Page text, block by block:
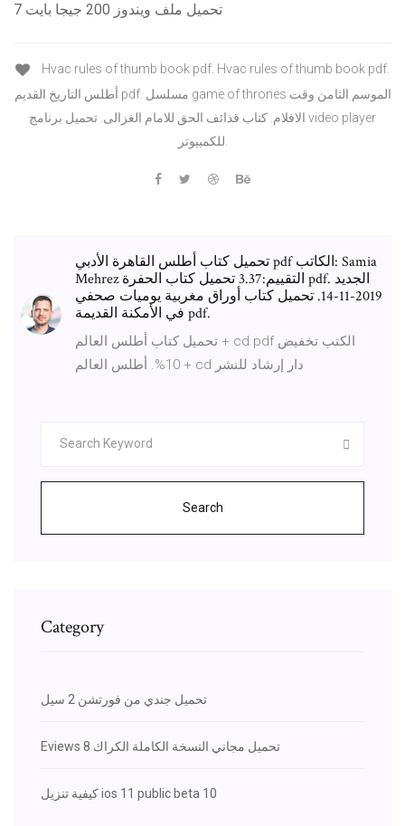
تحميل ملف ويندوز 200 جيجا بايت 7
Hvac rules of thumb book pdf. Hvac rules of thumb book pdf.
أطلس التاريخ القديم pdf. مسلسل game of thrones الموسم الثامن وقت
الافلام. كتاب قذائف الحق للامام الغزالى. تحميل برنامج video player
تحميل كتاب أطلس القاهرة الأدبي pdf الكاتب: Samia
Mehrez التقييم:3.37 تحميل كتاب الحفرة pdf. الجديد
2019-11-14. تحميل كتاب أوراق مغربية يوميات صحفي
في الأمكنة القديمة pdf.
تحميل كتاب أطلس العالم + cd pdf الكتب تخفيض
10%. أطلس العالم + cd دار إرشاد للنشر
Search
Category
تحميل جندي من فورتشن 2 سيل
Eviews 8 تحميل مجاني النسخة الكاملة الكراك
كيفية تنزيل ios 11 public beta 10